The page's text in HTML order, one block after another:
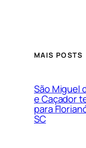
MAIS POSTS
São Miguel
e Caçador
para
SC